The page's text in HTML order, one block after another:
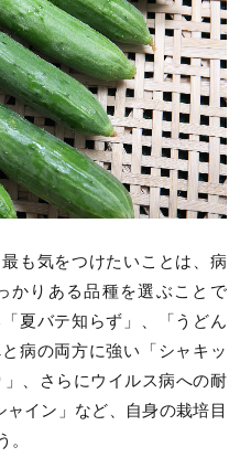
も気をつけたいことは、病
かりある品種を選ぶことで
夏バテ知らず」、「うどん
病の両方に強い「シャキッ
、さらにウイルス病への耐
イン」など、自身の栽培目
。